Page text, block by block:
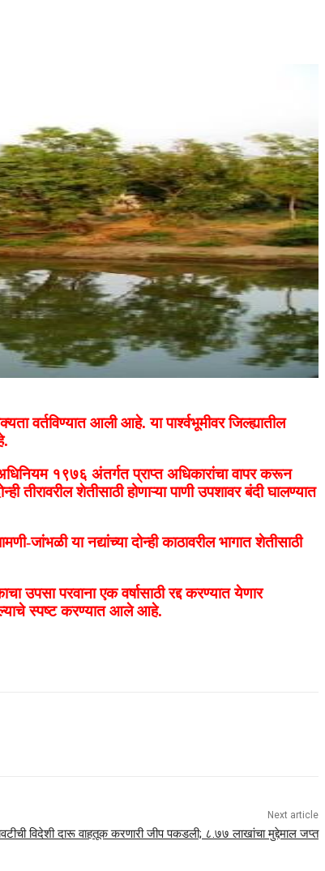
वर्तविण्यात आली आहे. या पार्श्वभूमीवर जिल्ह्यातील
१९७६ अंतर्गत प्राप्त अधिकारांचा वापर करून
शेतीसाठी होणाऱ्या पाणी उपशावर बंदी घालण्यात
या नद्यांच्या दोन्ही काठावरील भागात शेतीसाठी
परवाना एक वर्षासाठी रद्द करण्यात येणार
स्पष्ट करण्यात आले आहे.
Next article
विदेशी दारू वाहतूक करणारी जीप पकडली; ८.७७ लाखांचा मुद्देमाल जप्त